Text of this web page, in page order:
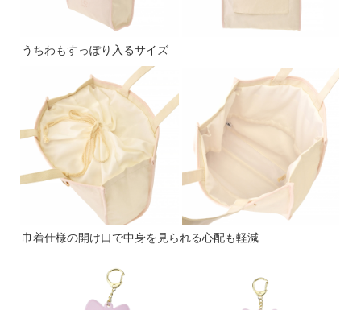
うちわもすっぽり入るサイズ
巾着仕様の開け口で中身を見られる心配も軽減